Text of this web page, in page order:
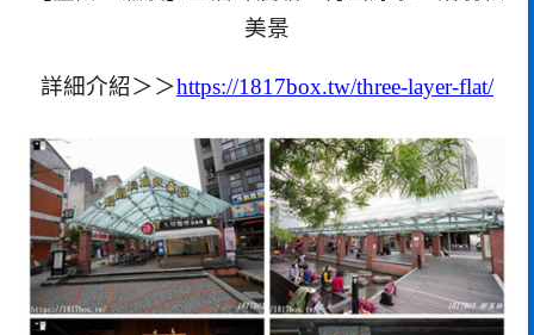
美景
詳細介紹＞＞https://1817box.tw/three-layer-flat/